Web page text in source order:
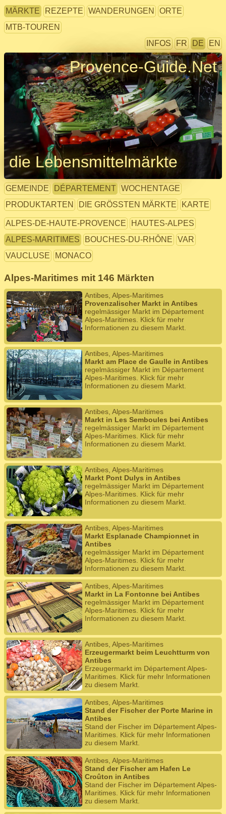
MÄRKTE REZEPTE WANDERUNGEN
ORTE
MTB-TOUREN
INFOS
FR DE EN
Provence-Guide.Net
die Lebensmittelmärkte
GEMEINDE DÉPARTEMENT WOCHENTAGE
PRODUKTARTEN
DIE GRÖSSTEN MÄRKTE KARTE
ALPES-DE-HAUTE-PROVENCE
HAUTES-ALPES
ALPES-MARITIMES
BOUCHES-DU-RHÔNE
VAR
VAUCLUSE
MONACO
Alpes-Maritimes mit 146 Märkten
Antibes, Alpes-Maritimes
Provenzalischer Markt in Antibes
regelmässiger Markt im Département
Alpes-Maritimes. Klick für mehr
Informationen zu diesem Markt.
Antibes, Alpes-Maritimes
Markt am Place de Gaulle in Antibes
regelmässiger Markt im Département
Alpes-Maritimes. Klick für mehr
Informationen zu diesem Markt.
Antibes, Alpes-Maritimes
Markt in Les Semboules bei Antibes
regelmässiger Markt im Département
Alpes-Maritimes. Klick für mehr
Informationen zu diesem Markt.
Antibes, Alpes-Maritimes
Markt Pont Dulys in Antibes
regelmässiger Markt im Département
Alpes-Maritimes. Klick für mehr
Informationen zu diesem Markt.
Antibes, Alpes-Maritimes
Markt Esplanade Championnet in
Antibes
regelmässiger Markt im Département
Alpes-Maritimes. Klick für mehr
Informationen zu diesem Markt.
Antibes, Alpes-Maritimes
Markt in La Fontonne bei Antibes
regelmässiger Markt im Département
Alpes-Maritimes. Klick für mehr
Informationen zu diesem Markt.
Antibes, Alpes-Maritimes
Erzeugermarkt beim Leuchtturm von
Antibes
Erzeugermarkt im Département Alpes-
Maritimes. Klick für mehr Informationen
zu diesem Markt.
Antibes, Alpes-Maritimes
Stand der Fischer der Porte Marine in
Antibes
Stand der Fischer im Département Alpes-
Maritimes. Klick für mehr Informationen
zu diesem Markt.
Antibes, Alpes-Maritimes
Stand der Fischer am Hafen Le
Croûton in Antibes
Stand der Fischer im Département Alpes-
Maritimes. Klick für mehr Informationen
zu diesem Markt.